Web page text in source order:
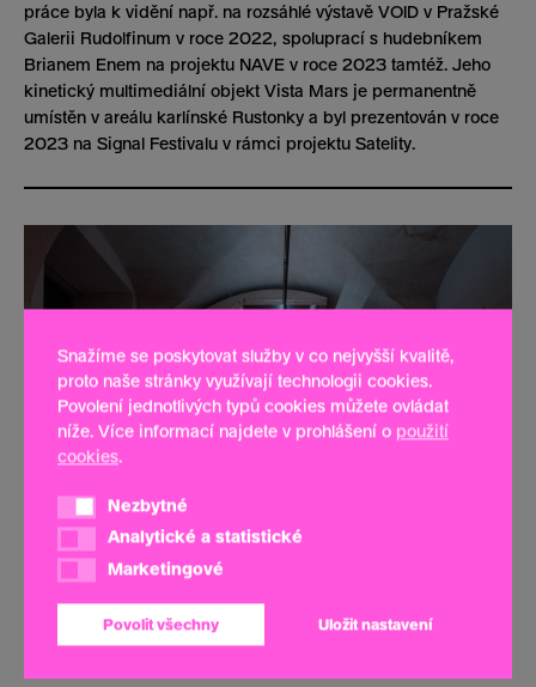
práce byla k vidění např. na rozsáhlé výstavě VOID v Pražské
Galerii Rudolfinum v roce 2022, spoluprací s hudebníkem
Brianem Enem na projektu NAVE v roce 2023 tamtéž. Jeho
kinetický multimediální objekt Vista Mars je permanentně
umístěn v areálu karlínské Rustonky a byl prezentován v roce
2023 na Signal Festivalu v rámci projektu Satelity.
Jiří Příhoda (CZ) → Capriccio, UAPs,
Karbola
Šternberský palác → Objektová instalace
Snažíme se poskytovat služby v co nejvyšší kvalitě,
proto naše stránky využívají technologii cookies.
Povolení jednotlivých typů cookies můžete ovládat
níže. Více informací najdete v prohlášení o použití
cookies.
NezbytnéNezbytné
Analytické a statistické
Analytické a statistické
Marketingové
Marketingové
Povolit všechny Uložit nastavení